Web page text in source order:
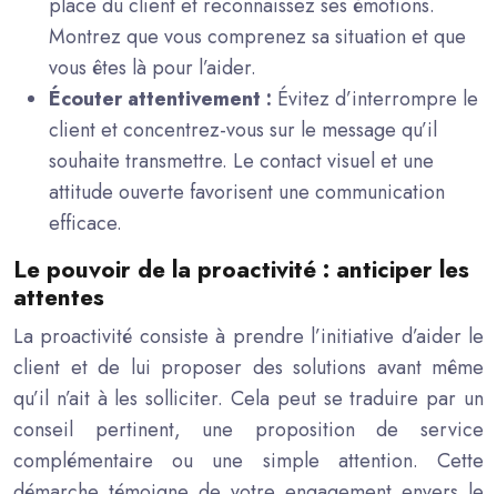
Montrez que vous comprenez sa situation et que
vous êtes là pour l’aider.
Écouter attentivement : Évitez d’interrompre le
client et concentrez-vous sur le message qu’il
souhaite transmettre. Le contact visuel et une
attitude ouverte favorisent une communication
efficace.
Le pouvoir de la proactivité : anticiper les
attentes
La proactivité consiste à prendre l’initiative d’aider le
client et de lui proposer des solutions avant même
qu’il n’ait à les solliciter. Cela peut se traduire par un
conseil pertinent, une proposition de service
complémentaire ou une simple attention. Cette